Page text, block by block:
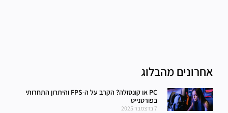
אחרונים מהבלוג
PC או קונסולה? הקרב על ה-FPS והיתרון התחרותי
בפורטנייט
7 בדצמבר 2025